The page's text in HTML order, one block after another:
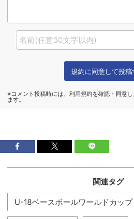
関連タグ
U-18ベースボールワールドカップ